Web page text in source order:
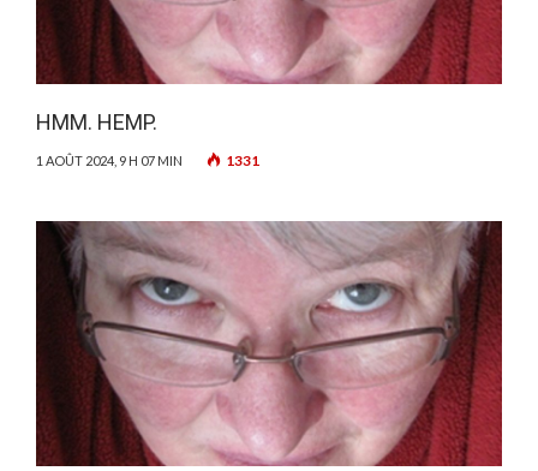
HMM. HEMP.
1 AOÛT 2024, 9 H 07 MIN 1331